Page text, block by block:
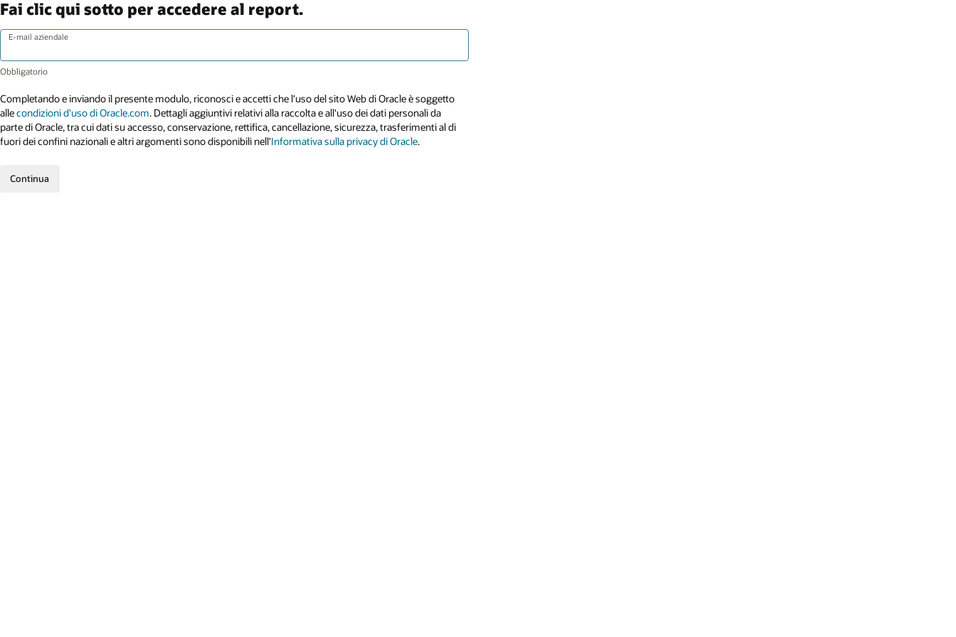
Fai clic qui sotto per accedere al report.
E-mail aziendale
Completando e inviando il presente modulo, riconosci e accetti che l'uso del sito Web di Oracle è soggetto
allecondizioni d'uso di Oracle.com. Dettagli aggiuntivi relativi alla raccolta e all'uso dei dati personali da
parte di Oracle, tra cui dati su accesso, conservazione, rettifica, cancellazione, sicurezza, trasferimenti al di
fuori dei confini nazionali e altri argomenti sono disponibili nell'Informativa sulla privacy di Oracle.
Continua